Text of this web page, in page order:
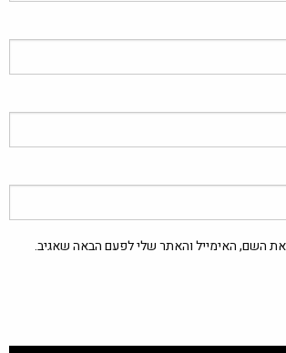
השם, האימייל והאתר שלי לפעם הבאה שאגיב.